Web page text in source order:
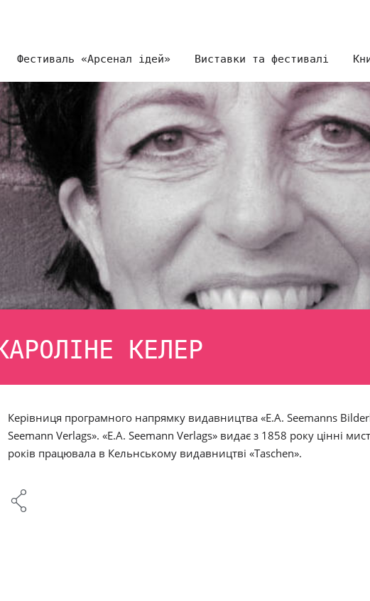
Фестиваль «Арсенал ідей» Виставки та фестивалі
КЕЛЕР
Керівниця програмного напрямку видавництва «E.A. Seemanns
Seemann Verlags». «E.A. Seemann Verlags» видає з 1858 року цінні
років працювала в Кельнському видавництві «Taschen».